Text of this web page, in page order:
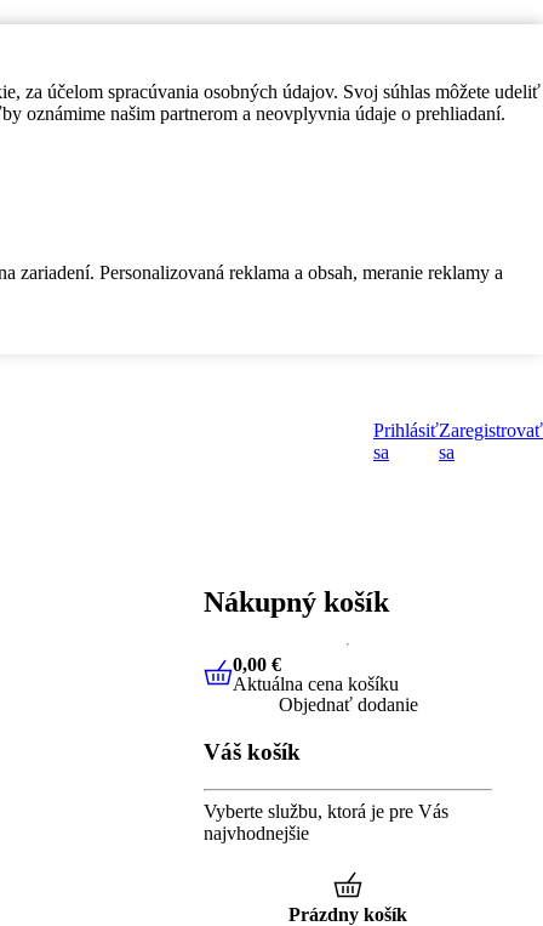
za účelom spracúvania osobných údajov. Svoj súhlas môžete udeliť
oznámime našim partnerom a neovplyvnia údaje o prehliadaní.
Personalizovaná reklama a obsah, meranie reklamy a
Prihlásiť
sa
Zaregistrovať
sa
Nákupný košík
0,00 €Aktuálna cena košíku
0,00 €
Aktuálna cena košíku
Objednať dodanie
Váš košík
Vyberte službu, ktorá je pre Vás
najvhodnejšie
Prázdny košík